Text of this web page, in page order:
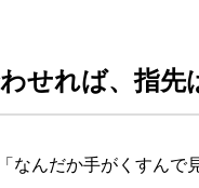
せれば、指先
なんだか手がくすん